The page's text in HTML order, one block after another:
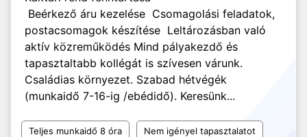
Beérkező áru kezelése Csomagolási feladatok,
postacsomagok készítése Leltározásban való
aktív közreműködés Mind pályakezdő és
tapasztaltabb kollégát is szívesen várunk.
Családias környezet. Szabad hétvégék
(munkaidő 7-16-ig /ebédidő). Keresünk...
Teljes munkaidő 8 óra Nem igényel tapasztalatot